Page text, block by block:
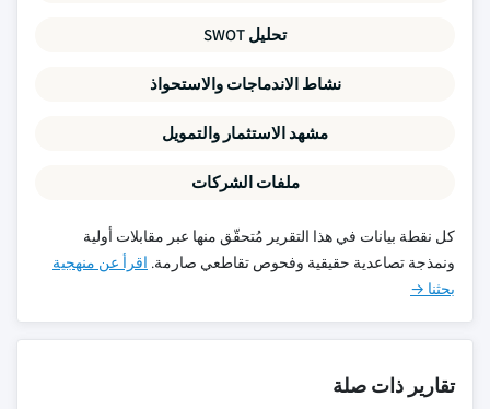
تحليل SWOT
نشاط الاندماجات والاستحواذ
مشهد الاستثمار والتمويل
ملفات الشركات
كل نقطة بيانات في هذا التقرير مُتحقّق منها عبر مقابلات أولية
ونمذجة تصاعدية حقيقية وفحوص تقاطعي صارمة. اقرأ عن منهجية
بحثنا →
تقارير ذات صلة